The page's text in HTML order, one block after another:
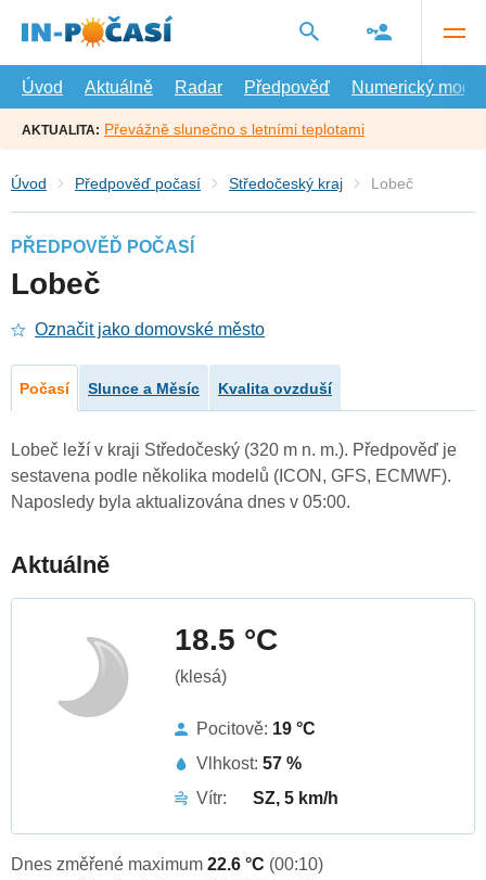
hlavní
Úvod
Aktuálně Radar Předpověď Numerický model
AKTUALITA: Převážně slunečno s letními teplotami
Úvod Předpověď počasí Středočeský kraj Lobeč
PŘEDPOVĚĎ POČASÍ
Lobeč
Označit jako domovské město
Počasí Slunce a Měsíc Kvalita ovzduší
Lobeč leží v kraji Středočeský (320 m n. m.). Předpověď je
sestavena podle několika modelů (ICON, GFS, ECMWF).
Naposledy byla aktualizována dnes v 05:00.
Aktuálně
18.5 °C
(klesá)
Pocitově: 19 °C
Vlhkost: 57 %
Vítr:
SZ, 5 km/h
Dnes změřené maximum 22.6 °C (00:10)